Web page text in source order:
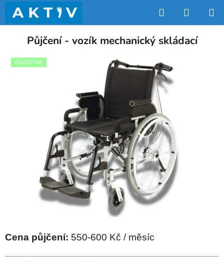
obsah
Hledat
KOŠÍK
Cena půjčení: 550-600 Kč / měsíc
Půjčení - vozík mechanický skládací
PŮJČOVNA